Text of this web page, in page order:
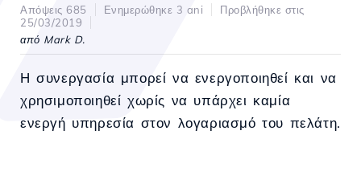
Απόψεις 685 Ενημερώθηκε 3 ani
Προβλήθηκε στις
25/03/2019
από Mark D.
Η συνεργασία μπορεί να ενεργοποιηθεί και να
χρησιμοποιηθεί χωρίς να υπάρχει καμία
ενεργή υπηρεσία στον λογαριασμό του πελάτη.